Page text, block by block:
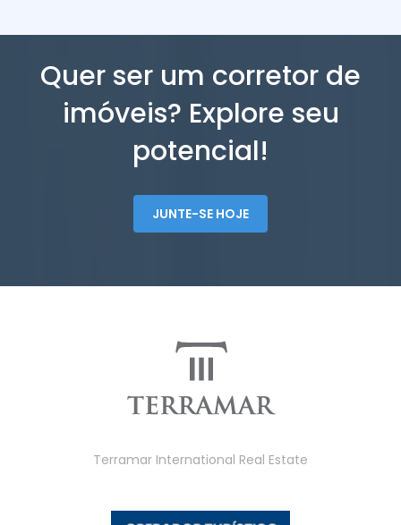
Quer ser um corretor de
imóveis? Explore seu
potencial!
JUNTE-SE HOJE
Terramar International Real Estate